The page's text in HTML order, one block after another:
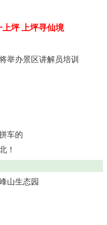
上坪 上坪寻仙境
举办景区讲解员培训
车的
！
山生态园